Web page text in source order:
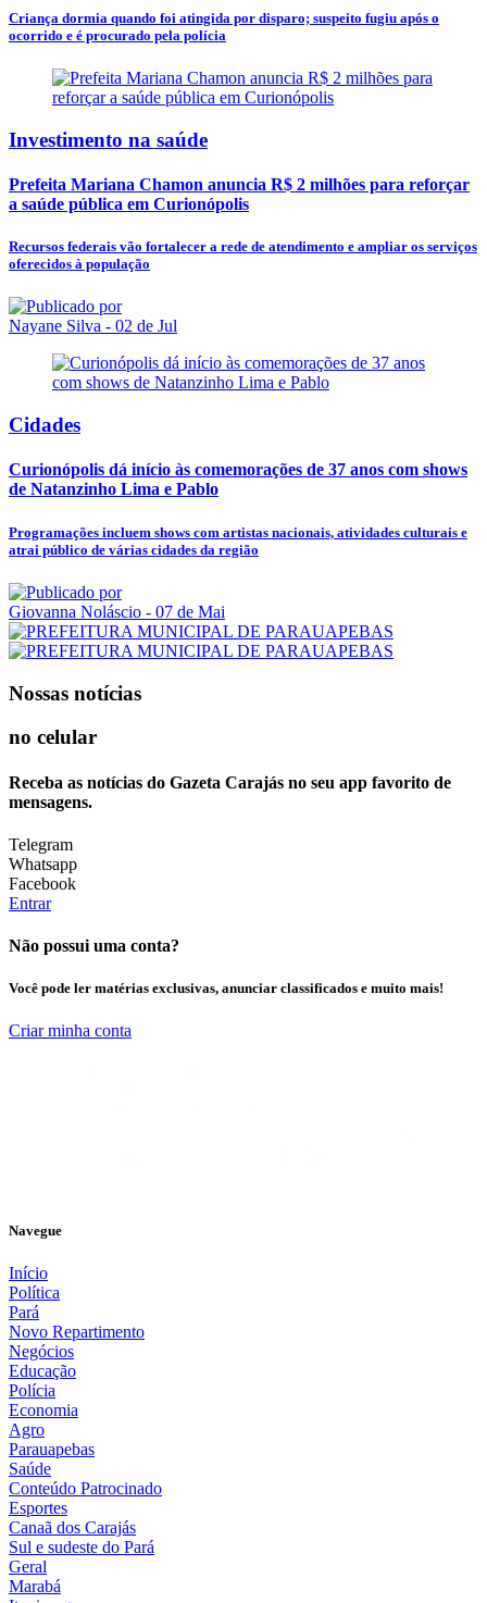
Criança dormia quando foi atingida por disparo; suspeito fugiu após o
ocorrido e é procurado pela polícia
Investimento na saúde
Prefeita Mariana Chamon anuncia R$ 2 milhões para reforçar
a saúde pública em Curionópolis
Recursos federais vão fortalecer a rede de atendimento e ampliar os serviços
oferecidos à população
Nayane Silva - 02 de Jul
Cidades
Curionópolis dá início às comemorações de 37 anos com shows
de Natanzinho Lima e Pablo
Programações incluem shows com artistas nacionais, atividades culturais e
atrai público de várias cidades da região
Giovanna Noláscio - 07 de Mai
Nossas notícias
no celular
Receba as notícias do Gazeta Carajás no seu app favorito de
mensagens.
Telegram
Whatsapp
Facebook
Entrar
Não possui uma conta?
Você pode ler matérias exclusivas, anunciar classificados e muito mais!
Criar minha conta
Navegue
Início
Política
Pará
Novo Repartimento
Negócios
Educação
Polícia
Economia
Agro
Parauapebas
Saúde
Conteúdo Patrocinado
Esportes
Canaã dos Carajás
Sul e sudeste do Pará
Geral
Marabá